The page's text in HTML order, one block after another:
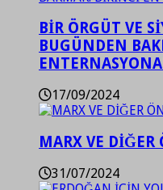
BİR ÖRGÜT VE
BUGÜNDEN
17/09/2024
MARX VE
31/07/2024